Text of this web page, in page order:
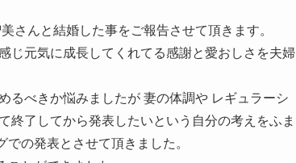
さんと結婚した事をご報告させて頂きます。
じ元気に成長してくれてる感謝と愛おしさを夫婦
るべきか悩みましたが 妻の体調や レギュラーシ
終了してから発表したいという自分の考えをふま
の発表とさせて頂きました。